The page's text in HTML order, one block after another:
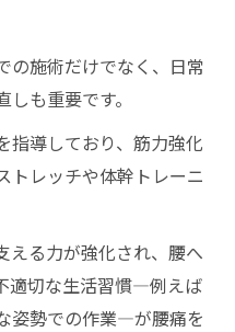
の施術だけでなく、日常
も重要です。
指導しており、筋力強化
トレッチや体幹トレーニ
える力が強化され、腰へ
適切な生活習慣—例えば
姿勢での作業—が腰痛を